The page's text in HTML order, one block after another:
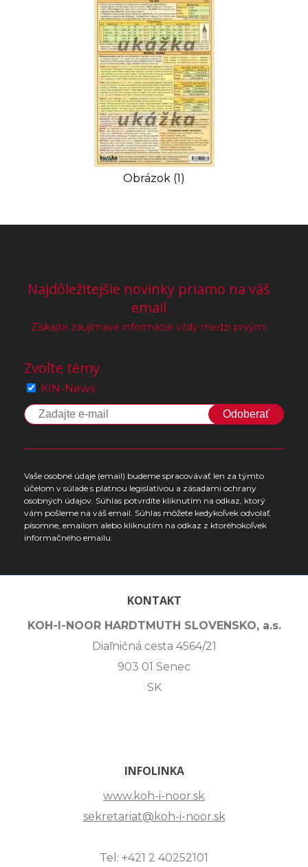
Obrázok (1)
Najdôležitejšie novinky priamo na váš
email
Získajte zaujímavé informácie vždy medzi prvými
Zvoľte témy
KIN-News
Odoberať
Vaše osobné údaje (email) budeme spracovávať len za týmto
účelom v súlade s platnou legislatívou a zásadami ochrany
osobných údajov. Súhlas potvrdíte kliknutím na odkaz, ktorý
vám pošleme na váš email. Súhlas môžete kedykoľvek odvolať
písomne, emailom alebo kliknutím na odkaz z ktoréhokoľvek
informačného emailu.
KONTAKT
KOH-I-NOOR HARDTMUTH SLOVENSKO, a.s.
Diaľničná cesta 4564/21
903 01 Senec
SK
INFOLINKA
www.koh-i-noor.sk
sekretariat@koh-i-noor.sk
Tel: +421 2 40252101